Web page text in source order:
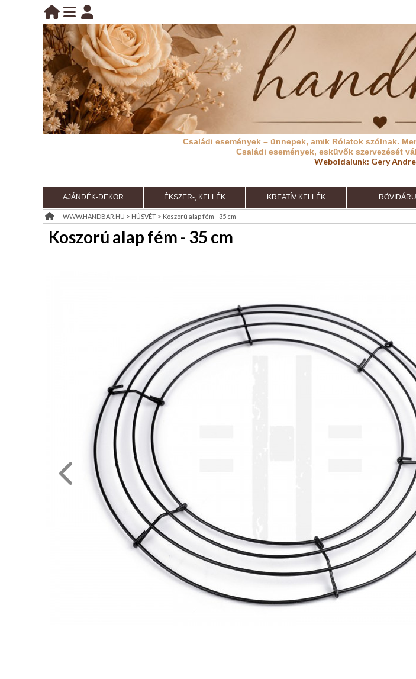
BELÉPÉS
KEZDŐLAP
TÁJÉKOZTATÓ
(ÁSZF)
KIÁRUSÍTÁS
belépés
regisztráció
információ
Családi események – ünnepek, amik Rólatok szólnak.
Családi események, esküvők szervezését
Weboldalunk: Gery
AJÁNDÉK-DEKOR ÉKSZER-, KELLÉK KREATÍV KELLÉK RÖVIDÁRU
WWW.HANDBAR.HU > HÚSVÉT > Koszorú alap fém - 35 cm
Koszorú alap fém - 35 cm